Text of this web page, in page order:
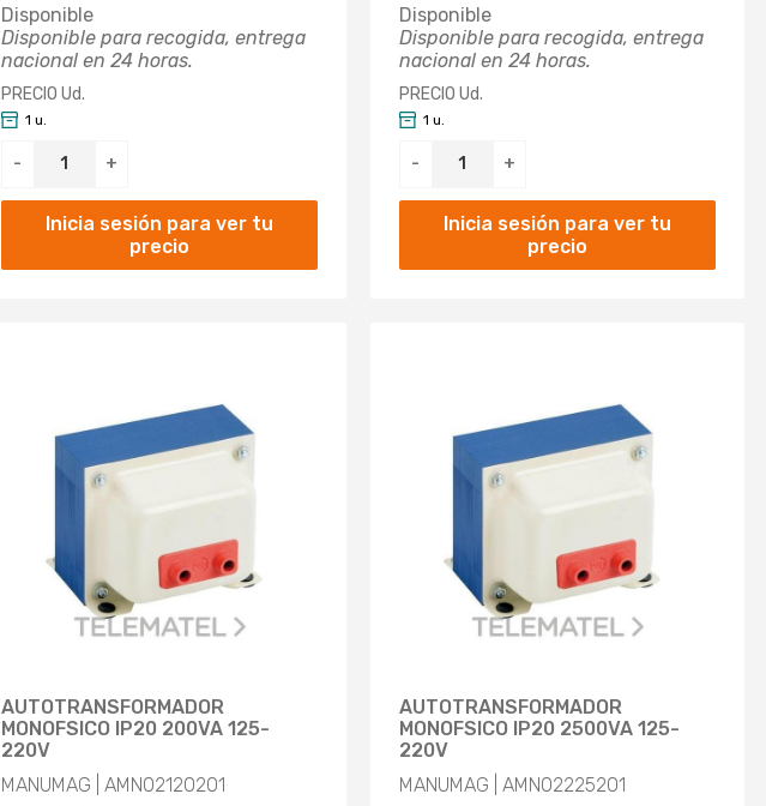
Disponible
Disponible para recogida, entrega
nacional en 24 horas.
PRECIO Ud.
- +
1 u.
Inicia sesión para ver tu
precio
Disponible
Disponible para recogida, entrega
nacional en 24 horas.
PRECIO Ud.
- +
1 u.
Inicia sesión para ver tu
precio
AUTOTRANSFORMADOR
MONOFSICO IP20 200VA 125-
220V
MANUMAG | AMN02120201
AUTOTRANSFORMADOR
MONOFSICO IP20 2500VA 125-
220V
MANUMAG | AMN02225201